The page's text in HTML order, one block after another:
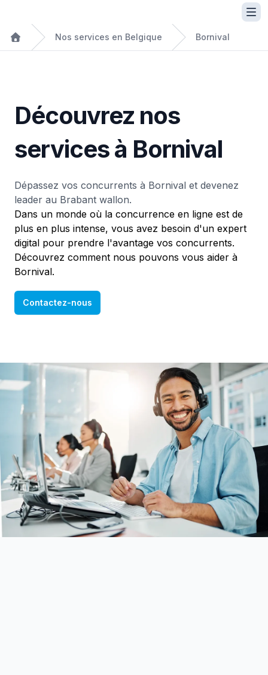
Nos services en Belgique Bornival
Découvrez nos
services à Bornival
Dépassez vos concurrents à Bornival et devenez
leader au Brabant wallon.
Dans un monde où la concurrence en ligne est de
plus en plus intense, vous avez besoin d'un expert
digital pour prendre l'avantage vos concurrents.
Découvrez comment nous pouvons vous aider à
Bornival.
Contactez-nous